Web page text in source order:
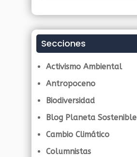
Secciones
Activismo Ambiental
Antropoceno
Biodiversidad
Blog Planeta Sostenible
Cambio Climático
Columnistas